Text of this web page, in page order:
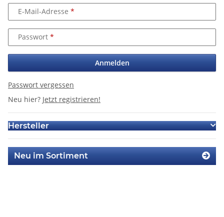
E-Mail-Adresse
Passwort
Anmelden
Passwort vergessen
Neu hier? Jetzt registrieren!
Hersteller
Neu im Sortiment